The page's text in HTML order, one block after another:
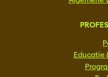
Educatie